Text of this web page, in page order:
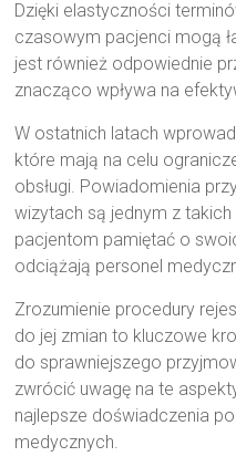
Dzięki elastyczności
czasowym pacjenci mogą
jest również odpowiednie
znacząco wpływa na
W ostatnich latach
które mają na celu
obsługi. Powiadomienia
wizytach są jednym z
pacjentom pamiętać o
odciążają personel
Zrozumienie procedury
do jej zmian to kluczowe
do sprawniejszego
zwrócić uwagę na te
najlepsze doświadczenia
medycznych.